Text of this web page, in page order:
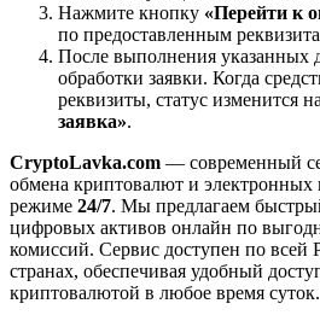
Нажмите кнопку «Перейти к
по предоставленным
После выполнения указанных
обработки заявки. Когда
реквизиты, статус изменится на
заявка».
CryptoLavka.com — современный
обмена криптовалют и
режиме 24/7. Мы предлагаем
цифровых активов онлайн по
комиссий. Сервис доступен по всей
странах, обеспечивая удобный
криптовалютой в любое время суток.